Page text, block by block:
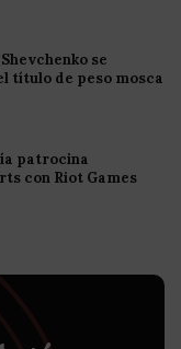
se
título de peso mosca
patrocina
con Riot Games